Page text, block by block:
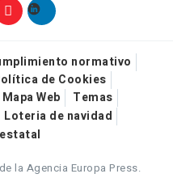
normativo
de Cookies
Mapa Web
Temas
Loteria de navidad
la Agencia Europa Press.